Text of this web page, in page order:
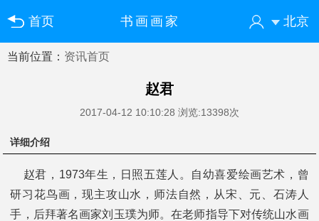
首页 北京
书画画家
您好！欢迎来到中国书画门户网
当前位置： 资讯首页
赵君
2017-04-12 10:10:28 浏览:13398次
详细介绍
赵君，1973年生，日照五莲人。自幼喜爱绘画艺术，曾
研习花鸟画，现主攻山水，师法自然，从宋、元、石涛人
手，后拜著名画家刘玉璞为师。在老师指导下对传统山水画